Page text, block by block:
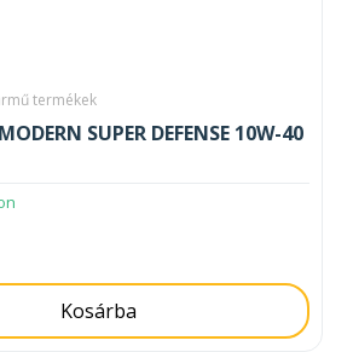
termékek
SUPER DEFENSE 10W-40
Kosárba